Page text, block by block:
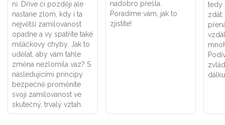
ní. Dříve či později ale
nastane zlom, kdy i ta
největší zamilovanost
opadne a vy spatříte také
miláčkovy chyby. Jak to
udělat, aby vám tahle
změna nezlomila vaz? S
následujícími principy
bezpečně proměníte
svoji zamilovanost ve
skutečný, trvalý vztah.
nadobro přešla.
Poradíme vám, jak to
zjistíte!
tedy